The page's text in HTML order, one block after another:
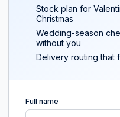
Stock plan for
Christmas
Wedding-season
without you
Delivery routing that
Full name